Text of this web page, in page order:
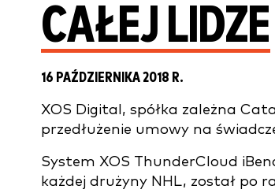
CAŁEJ LIDZE
16 PAŹDZIERNIKA 2018 R.
XOS Digital, spółka zależna
przedłużenie umowy na
System XOS ThunderCloud
każdej drużyny NHL, został po